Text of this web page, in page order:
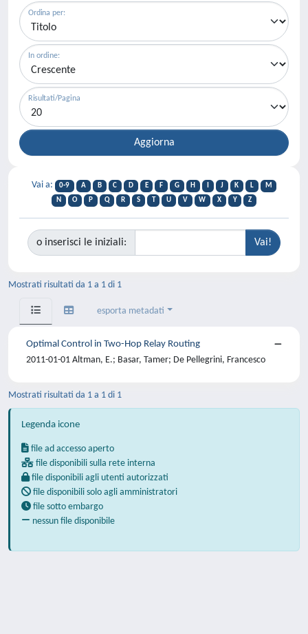
Ordina per:
In ordine:
Risultati/Pagina
Vai a: 0-9 A B C D E F G H J K L
M
N
O P Q R S T U V W X Y Z
o inserisci le iniziali:
Mostrati risultati da 1 a 1 di 1
esporta metadati
Optimal Control in Two-Hop Relay Routing
2011-01-01 Altman, E.; Basar, Tamer; De Pellegrini, Francesco
Mostrati risultati da 1 a 1 di 1
Legenda icone
file ad accesso aperto
file disponibili sulla rete interna
file disponibili agli utenti autorizzati
file disponibili solo agli amministratori
file sotto embargo
nessun file disponibile